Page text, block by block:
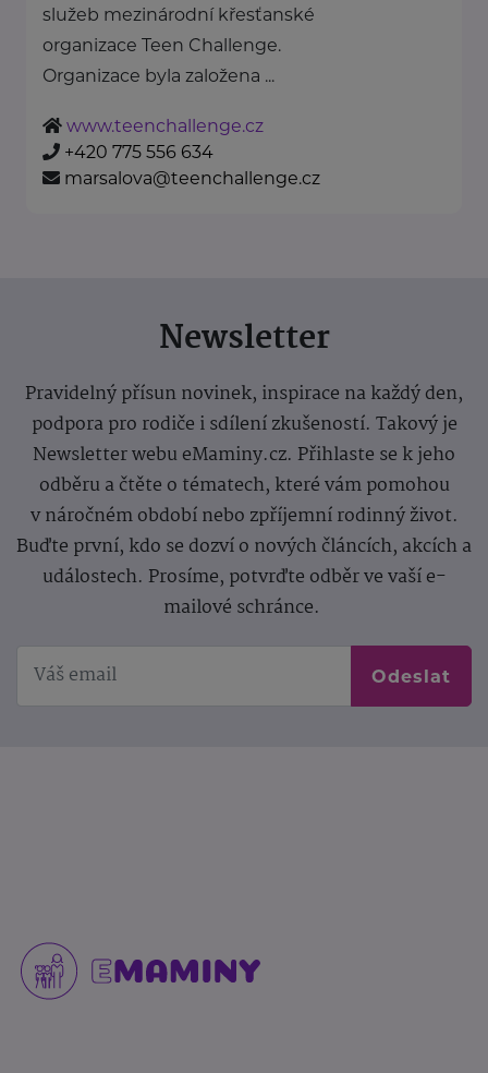
služeb mezinárodní křesťanské
organizace Teen Challenge.
Organizace byla založena ...
www.teenchallenge.cz
+420 775 556 634
marsalova@teenchallenge.cz
Newsletter
Pravidelný přísun novinek, inspirace na každý den,
podpora pro rodiče i sdílení zkušeností. Takový je
Newsletter webu eMaminy.cz. Přihlaste se k jeho
odběru a čtěte o tématech, které vám pomohou
v náročném období nebo zpříjemní rodinný život.
Buďte první, kdo se dozví o nových článcích, akcích a
událostech. Prosíme, potvrďte odběr ve vaší e-
mailové schránce.
Odeslat